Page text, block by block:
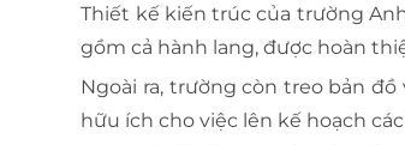
Thiết kế kiến trúc của trường
gồm cả hành lang, được hoàn
Ngoài ra, trường còn treo bản
hữu ích cho việc lên kế hoạch